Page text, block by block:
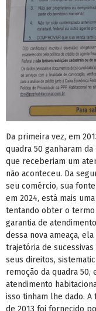
Da primeira vez, em
quadra 50 ganharam
que receberiam um
não aconteceu. Da
seu comércio, sua
em 2024, está mais
tentando obter o termo
garantia de
dessa nova ameaça,
trajetória de
seus direitos,
remoção da quadra
atendimento
isso tinham lhe dado.
de 2013 foi fornecido